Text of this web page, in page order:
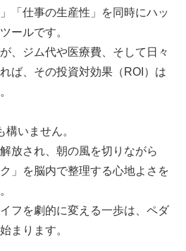
「仕事の生産性」を同時にハッ
ールです。
、ジム代や医療費、そして日々
ば、その投資対効果（ROI）は
いません。
放され、朝の風を切りながら
」を脳内で整理する心地よさを
フを劇的に変える一歩は、ペダ
まります。